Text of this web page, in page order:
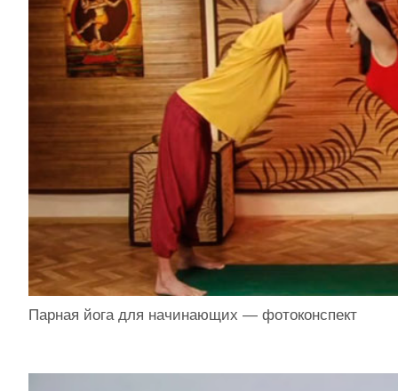
Парная йога для начинающих — фотоконспект